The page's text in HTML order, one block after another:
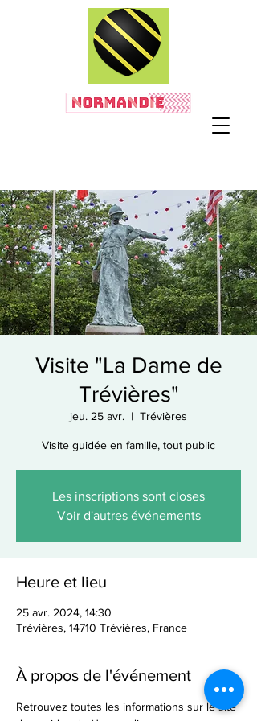
Visite "La Dame de
Trévières"
jeu. 25 avr.
  |
Trévières
Visite guidée en famille, tout public
Les inscriptions sont closes
Voir d'autres événements
Heure et lieu
25 avr. 2024, 14:30
Trévières, 14710 Trévières, France
À propos de l'événement
Retrouvez toutes les informations sur le site